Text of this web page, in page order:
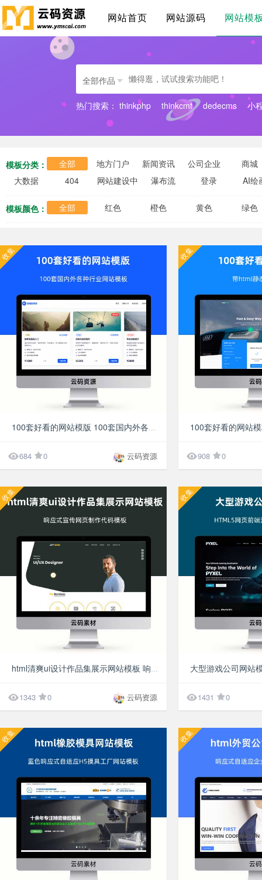
网站首页 网站源码 网站模
全部作品
热门搜索： thinkphp thinkcmf dedecms 小
模板分类： 全部 地方门户 新闻资讯 公司企业
商城
大数据
404 网站建设中 瀑布流 登录 AI绘
模板颜色： 全部 红色 橙色 黄色 绿色
集
684 0 云码资源
收集
908 0
集
1343 0 云码资源
收集
1431 0
集 收集